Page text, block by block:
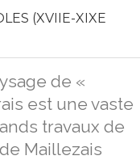
(XVIIE-XIXE
de «
est une vaste
travaux de
Maillezais